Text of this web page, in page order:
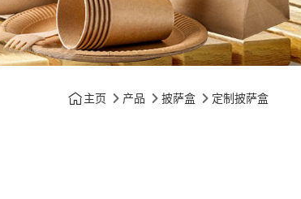
主页 产品 披萨盒 定制披萨盒